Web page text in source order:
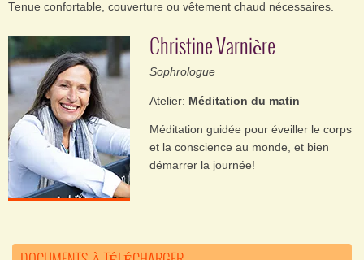
Tenue confortable, couverture ou vêtement chaud nécessaires.
Christine Varnière
Sophrologue
Atelier: Méditation du matin
Méditation guidée pour éveiller le corps
et la conscience au monde, et bien
démarrer la journée!